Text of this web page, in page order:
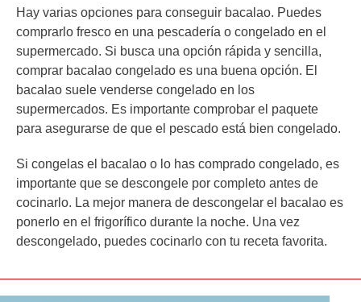
Hay varias opciones para conseguir bacalao. Puedes
comprarlo fresco en una pescadería o congelado en el
supermercado. Si busca una opción rápida y sencilla,
comprar bacalao congelado es una buena opción. El
bacalao suele venderse congelado en los
supermercados. Es importante comprobar el paquete
para asegurarse de que el pescado está bien congelado.
Si congelas el bacalao o lo has comprado congelado, es
importante que se descongele por completo antes de
cocinarlo. La mejor manera de descongelar el bacalao es
ponerlo en el frigorífico durante la noche. Una vez
descongelado, puedes cocinarlo con tu receta favorita.